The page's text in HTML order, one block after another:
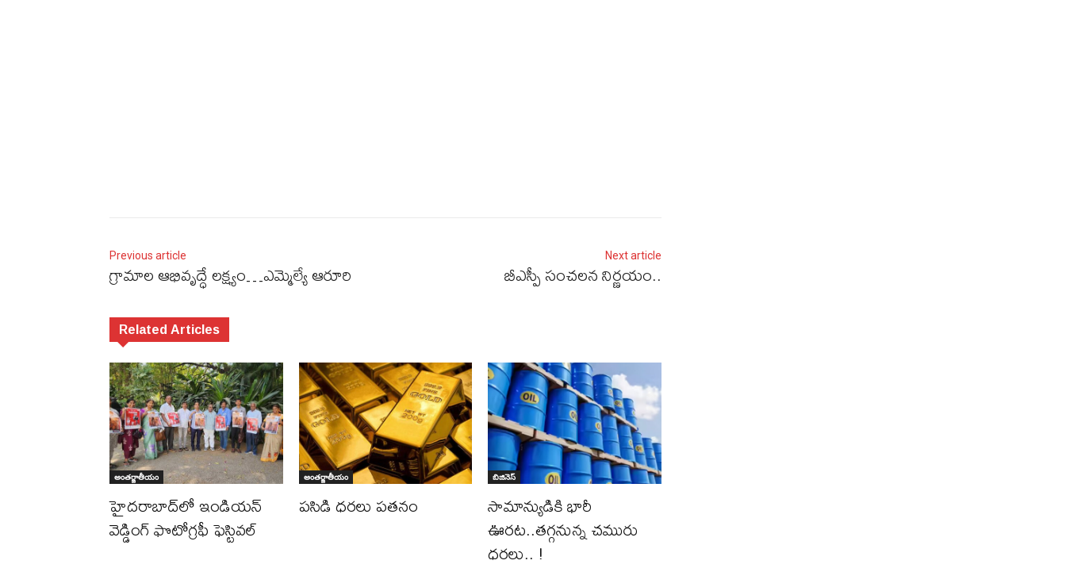
Previous article
గ్రామాల ఆభివృద్ధే లక్ష్యం…ఎమ్మెల్యే ఆరూరి
Next article
బీఎస్పీ సంచలన నిర్ణయం..
Related Articles
అంతర్జాతీయం
హైదరాబాద్‌లో ఇండియన్
వెడ్డింగ్ ఫొటోగ్రఫీ ఫెస్టివల్
అంతర్జాతీయం
పసిడి ధరలు పతనం
బిజినెస్‌
సామాన్యుడికి భారీ
ఊరట..తగ్గనున్న చమురు
ధరలు.. !